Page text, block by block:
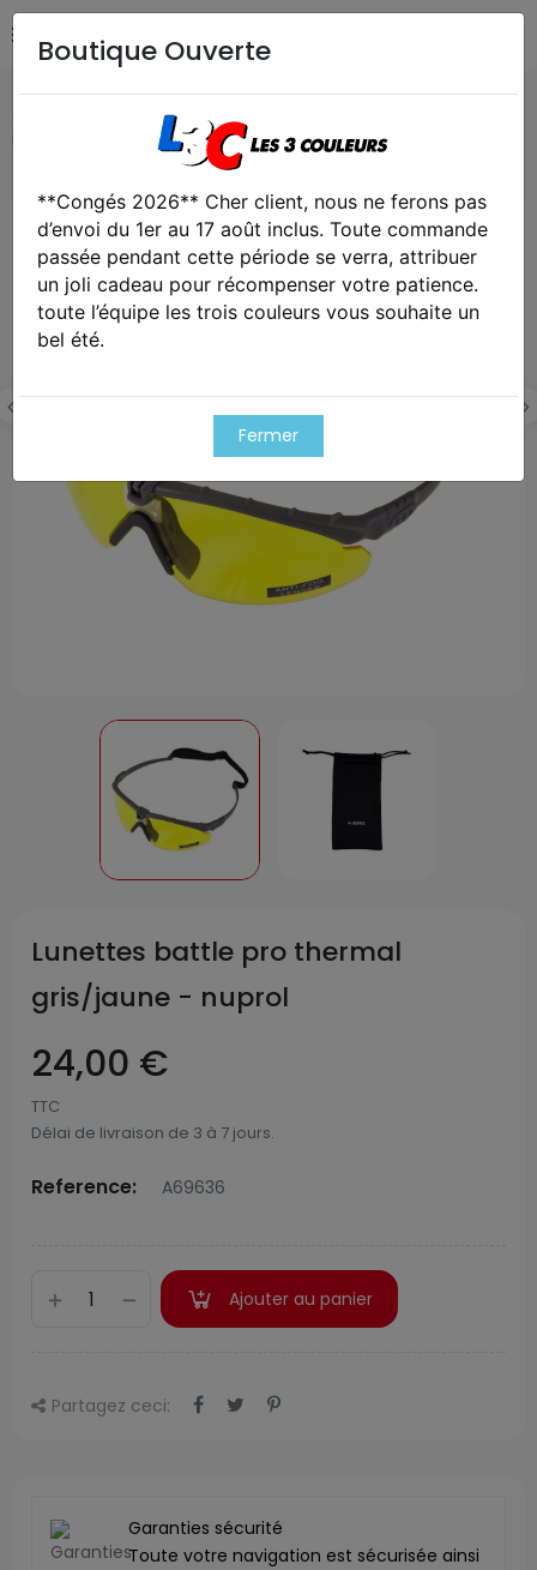
Airsoft / Paintball
Lunettes battle pro thermal gris/jaune - nuprol
Exclusivité web !
Lunettes battle pro thermal
gris/jaune - nuprol
24,00 €
TTC
Délai de livraison de 3 à 7 jours.
Reference: A69636
Ajouter au panier
Partagez ceci:
Garanties sécurité
Toute votre navigation est sécurisée ainsi
Boutique Ouverte
**Congés 2026** Cher client, nous ne ferons pas
d’envoi du 1er au 17 août inclus. Toute commande
passée pendant cette période se verra, attribuer
un joli cadeau pour récompenser votre patience.
toute l’équipe les trois couleurs vous souhaite un
bel été.
Fermer